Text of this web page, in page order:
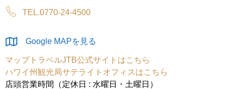
TEL.0770-24-4500
Google MAPを見る
マップトラベルJTB公式サイトはこちら
ハワイ州観光局サテライトオフィスはこちら
店頭営業時間（定休日 : 水曜日・土曜日）